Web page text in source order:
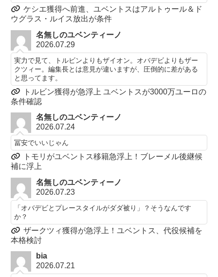
ケシエ獲得へ前進、ユベントスはアルトゥール＆ド
ウグラス・ルイス放出が条件
名無しのユベンティーノ
2026.07.29
実力で見て、トルビンよりもザイオン。オバデビよりもザー
クツィー。編集長とは意見が違いますが、圧倒的に差がある
と思ってます。
トルビン獲得が急浮上 ユベントスが3000万ユーロの
条件確認
名無しのユベンティーノ
2026.07.24
冨安でいいじゃん
トモリがユベントス移籍急浮上！ブレーメル後継候
補に浮上
名無しのユベンティーノ
2026.07.23
「オバデビとプレースタイルがダダ被り」？そうなんです
か？
ザークツィ獲得が急浮上！ユベントス、代役候補を
本格検討
bia
2026.07.21